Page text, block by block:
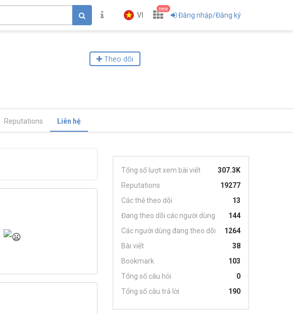
VI
new
Đăng nhập/Đăng ký
Theo dõi
Reputations Liên hệ
Tổng số lượt xem bài viết
307.3K
Reputations
19277
Các thẻ theo dõi
13
Đang theo dõi các người dùng
144
Các người dùng đang theo dõi
1264
Bài viết
38
Bookmark
103
Tổng số câu hỏi
0
Tổng số câu trả lời
190